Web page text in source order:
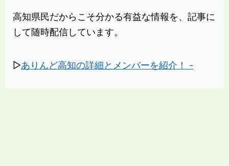
高知県民だからこそ分かる有益な情報を、記事に
して随時配信しています。
▷ありんど高知の詳細とメンバーを紹介！ -